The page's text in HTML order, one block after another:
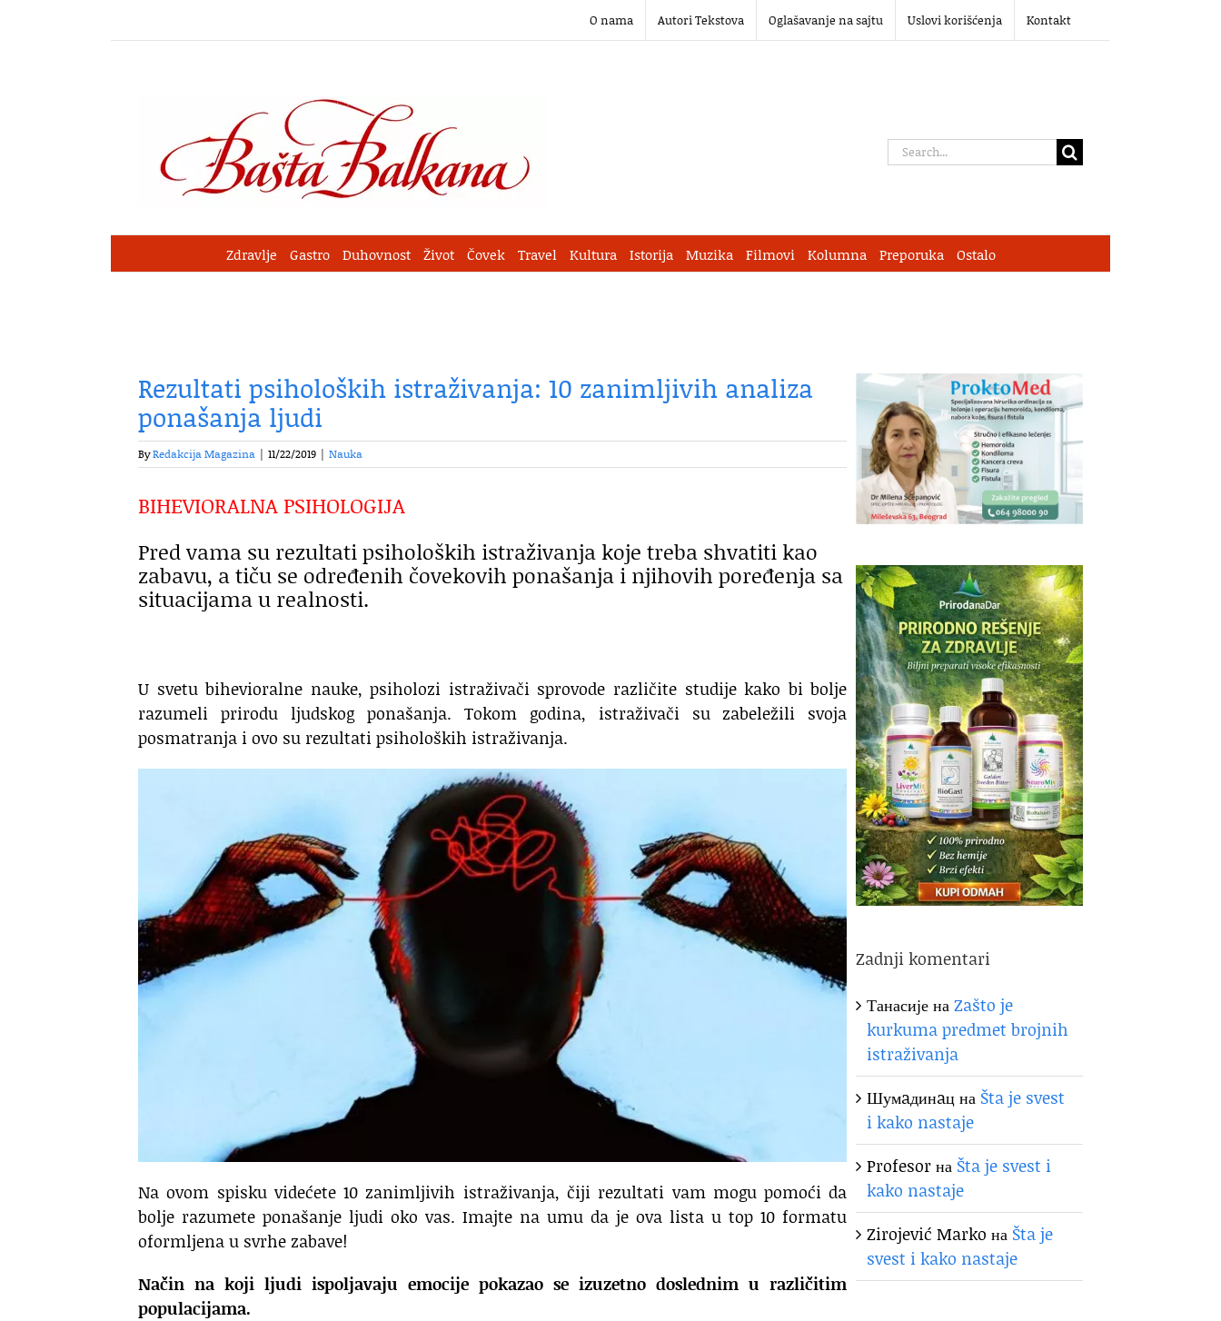
O nama Autori Tekstova Oglašavanje na sajtu Uslovi korišćenja Kontakt
Search
Zdravlje Gastro Duhovnost Život Čovek Travel Kultura Istorija Muzika Filmovi Kolumna Preporuka Ostalo
Rezultati psiholoških istraživanja: 10 zanimljivih analiza
ponašanja ljudi
ByRedakcija Magazina | 11/22/2019 | Nauka
BIHEVIORALNA PSIHOLOGIJA
Pred vama su rezultati psiholoških istraživanja koje treba shvatiti kao
zabavu, a tiču se određenih čovekovih ponašanja i njihovih poređenja sa
situacijama u realnosti.
U svetu bihevioralne nauke, psiholozi istraživači sprovode različite studije kako bi bolje
razumeli prirodu ljudskog ponašanja. Tokom godina, istraživači su zabeležili svoja
posmatranja i ovo su rezultati psiholoških istraživanja.
Na ovom spisku videćete 10 zanimljivih istraživanja, čiji rezultati vam mogu pomoći da
bolje razumete ponašanje ljudi oko vas. Imajte na umu da je ova lista u top 10 formatu
oformljena u svrhe zabave!
Način na koji ljudi ispoljavaju emocije pokazao se izuzetno doslednim u različitim
populacijama.
Zadnji komentari
ТанасијенаZašto je
kurkuma predmet brojnih
istraživanja
Шумaдинaцна Šta je svest
i kako nastaje
Profesorна Šta je svest i
kako nastaje
Zirojević Marko на Šta je
svest i kako nastaje